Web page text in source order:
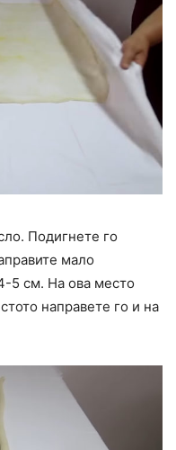
Подигнете го
мало
5 см. На ова место
направете го и на